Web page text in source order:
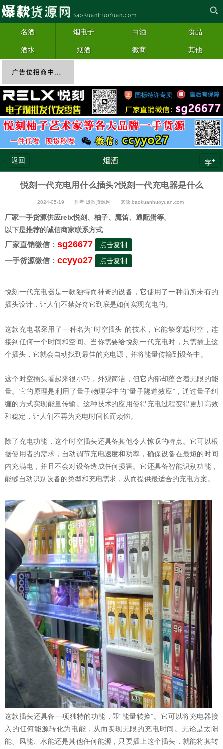
名酒 烟电子 白酒 食品
酒水 烟酒 微商 其他
返回 烟酒 字+
悦刻一代充电用什么插头?悦刻一代充电器是什么
2024-05-19 作者:爆款货源网 来源:baokuanhuoyuan.com
厂家一手货源供应relx悦刻、柚子、魔笛、通配蛋等。
以下是推荐的诚信商家联系方式
厂家直销微信： sg26677 点击复制
一手货源微信： ccyyo27 点击复制
悦刻一代充电器是一款独特而神奇的设备，它使用了一种前所未有的
插头设计，让人们不禁好奇它到底是如何实现充电的。
这款充电器采用了一种名为“时空插头”的技术，它能够穿越时空，连
接到任何一个时间和空间。当你需要给悦刻一代充电时，只需插上这
个插头，它就会自动找到最佳的充电源，并将能量传输到设备中。
这个时空插头看起来很小巧，外观简洁，但它内部却蕴含着无限的能
量。它的原理是利用了量子物理学中的“量子隧道效应”，通过量子纠
缠的方式实现能量传输。这种技术的应用使得充电过程变得更加高效
和稳定，让人们不再为充电时间长而烦恼。
除了充电功能，这个时空插头还具备其他令人惊叹的特点。它可以根
据使用者的需求，自动调节充电速度和功率，确保设备在最短的时间
内充满电，并且不会对设备造成任何损害。它还具备智能识别功能，
能够自动识别设备的类型和充电需求，从而提供最适合的充电方案。
这款插头还具备一项独特的功能，即“能量转换”。它可以将充电器接
入的任何能源转化为电能，从而实现无限的充电时间。无论是太阳
能、风能、水能还是其他任何能源，只要插上这个插头，就能将其转